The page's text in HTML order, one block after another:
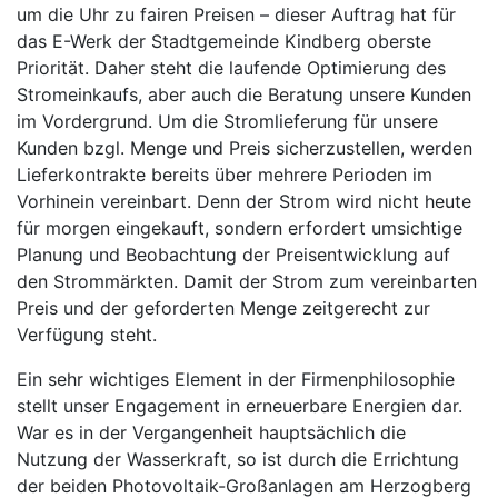
um die Uhr zu fairen Preisen – dieser Auftrag hat für
das E-Werk der Stadtgemeinde Kindberg oberste
Priorität. Daher steht die laufende Optimierung des
Stromeinkaufs, aber auch die Beratung unsere Kunden
im Vordergrund. Um die Stromlieferung für unsere
Kunden bzgl. Menge und Preis sicherzustellen, werden
Lieferkontrakte bereits über mehrere Perioden im
Vorhinein vereinbart. Denn der Strom wird nicht heute
für morgen eingekauft, sondern erfordert umsichtige
Planung und Beobachtung der Preisentwicklung auf
den Strommärkten. Damit der Strom zum vereinbarten
Preis und der geforderten Menge zeitgerecht zur
Verfügung steht.
Ein sehr wichtiges Element in der Firmenphilosophie
stellt unser Engagement in erneuerbare Energien dar.
War es in der Vergangenheit hauptsächlich die
Nutzung der Wasserkraft, so ist durch die Errichtung
der beiden Photovoltaik-Großanlagen am Herzogberg